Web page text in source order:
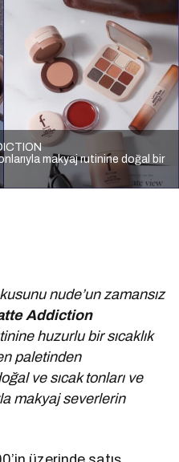
makyaj rutinine doğal bir
nude’un zamansız
Addiction
huzurlu bir sıcaklık
paletinden
ve sıcak tonları ve
makyaj severlerin